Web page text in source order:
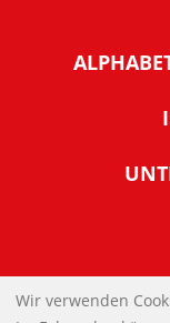
Tipps
Wir verwenden